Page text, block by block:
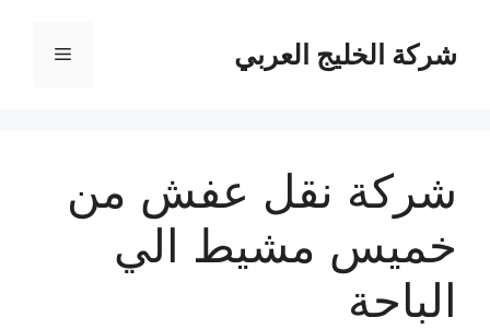
المحتوىشركة الخليج العربي القائمة
شركة نقل عفش من
خميس مشيط الي
الباحة